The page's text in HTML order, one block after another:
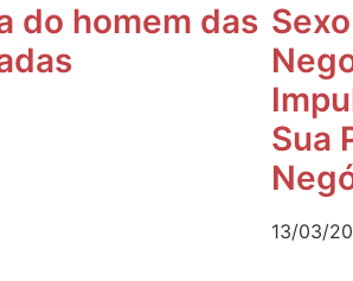
do homem das
Sua
13/03/